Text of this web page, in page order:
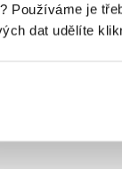
Používáme je
dat udělíte